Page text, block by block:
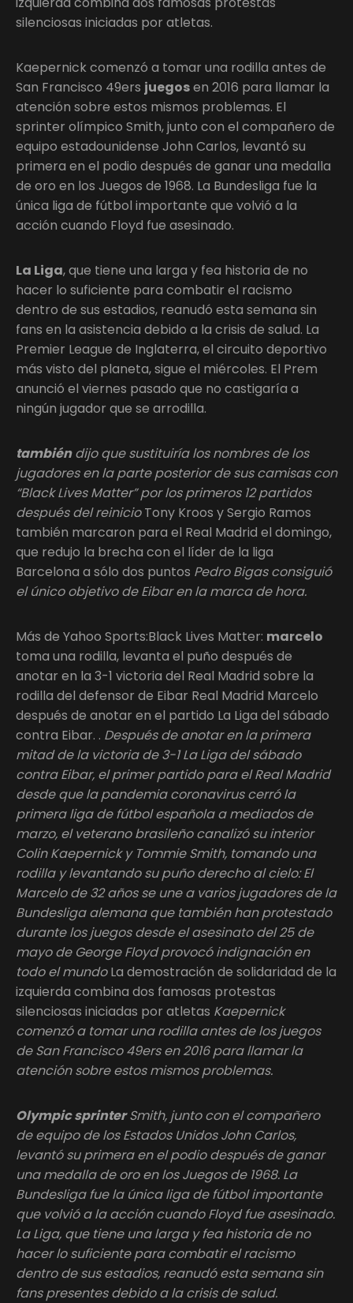
silenciosas iniciadas por atletas.
Kaepernick comenzó a tomar una rodilla antes de
San Francisco 49ers juegosen 2016 para llamar la
atención sobre estos mismos problemas. El
sprinter olímpico Smith, junto con el compañero de
equipo estadounidense John Carlos, levantó su
primera en el podio después de ganar una medalla
de oro en los Juegos de 1968. La Bundesliga fue la
única liga de fútbol importante que volvió a la
acción cuando Floyd fue asesinado.
La Liga, que tiene una larga y fea historia de no
hacer lo suficiente para combatir el racismo
dentro de sus estadios, reanudó esta semana sin
fans en la asistencia debido a la crisis de salud. La
Premier League de Inglaterra, el circuito deportivo
más visto del planeta, sigue el miércoles. El Prem
anunció el viernes pasado que no castigaría a
ningún jugador que se arrodilla.
tambiéndijo que sustituiría los nombres de los
jugadores en la parte posterior de sus camisas con
“Black Lives Matter” por los primeros 12 partidos
después del reinicioTony Kroos y Sergio Ramos
también marcaron para el Real Madrid el domingo,
que redujo la brecha con el líder de la liga
Barcelona a sólo dos puntos Pedro Bigas consiguió
el único objetivo de Eibar en la marca de hora.
Más de Yahoo Sports:Black Lives Matter: marcelo
toma una rodilla, levanta el puño después de
anotar en la 3-1 victoria del Real Madrid sobre la
rodilla del defensor de Eibar Real Madrid Marcelo
después de anotar en el partido La Liga del sábado
contra Eibar. . Después de anotar en la primera
mitad de la victoria de 3-1 La Liga del sábado
contra Eibar, el primer partido para el Real Madrid
desde que la pandemia coronavirus cerró la
primera liga de fútbol española a mediados de
marzo, el veterano brasileño canalizó su interior
Colin Kaepernick y Tommie Smith, tomando una
rodilla y levantando su puño derecho al cielo: El
Marcelo de 32 años se une a varios jugadores de la
Bundesliga alemana que también han protestado
durante los juegos desde el asesinato del 25 de
mayo de George Floyd provocó indignación en
todo el mundoLa demostración de solidaridad de la
izquierda combina dos famosas protestas
silenciosas iniciadas por atletas Kaepernick
comenzó a tomar una rodilla antes de los juegos
de San Francisco 49ers en 2016 para llamar la
atención sobre estos mismos problemas.
Olympic sprinterSmith, junto con el compañero
de equipo de los Estados Unidos John Carlos,
levantó su primera en el podio después de ganar
una medalla de oro en los Juegos de 1968. La
Bundesliga fue la única liga de fútbol importante
que volvió a la acción cuando Floyd fue asesinado.
La Liga, que tiene una larga y fea historia de no
hacer lo suficiente para combatir el racismo
dentro de sus estadios, reanudó esta semana sin
fans presentes debido a la crisis de salud.